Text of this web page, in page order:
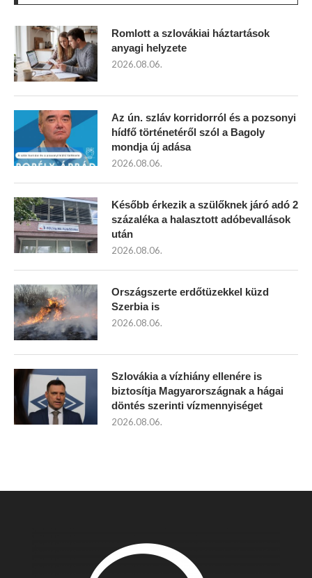
Romlott a szlovákiai háztartások
anyagi helyzete
2026.08.06.
Az ún. szláv korridorról és a pozsonyi
hídfő történetéről szól a Bagoly
mondja új adása
2026.08.06.
Később érkezik a szülőknek járó adó 2
százaléka a halasztott adóbevallások
után
2026.08.06.
Országszerte erdőtüzekkel küzd
Szerbia is
2026.08.06.
Szlovákia a vízhiány ellenére is
biztosítja Magyarországnak a hágai
döntés szerinti vízmennyiséget
2026.08.06.